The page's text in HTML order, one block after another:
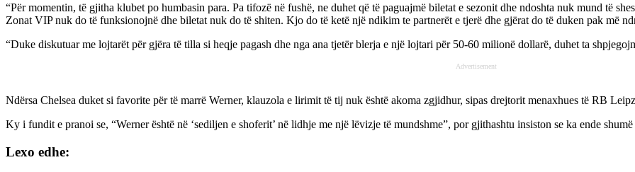
“Për momentin, të gjitha klubet po humbasin para. Pa tifozë në fushë, ne duhet që të paguajmë biletat e sezonit dhe ndoshta nuk mund të
Zonat VIP nuk do të funksionojnë dhe biletat nuk do të shiten. Kjo do të ketë një ndikim te partnerët e tjerë dhe gjërat do të duken pak më
“Duke diskutuar me lojtarët për gjëra të tilla si heqje pagash dhe nga ana tjetër blerja e një lojtari për 50-60 milionë dollarë, duhet ta
Advertisement
Ndërsa Chelsea duket si favorite për të marrë Werner, klauzola e lirimit të tij nuk është akoma zgjidhur, sipas drejtorit menaxhues të RB
Ky i fundit e pranoi se, “Werner është në ‘sediljen e shoferit’ në lidhje me një lëvizje të mundshme”, por gjithashtu insiston se ka ende
Lexo edhe: